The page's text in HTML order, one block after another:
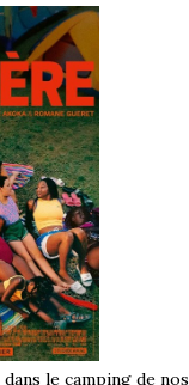
le camping de nos